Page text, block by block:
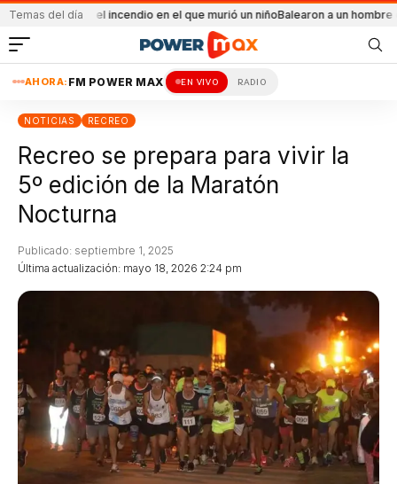
Temas del día
el incendio en el que murió un niñoBalearon a un hombre en un
AHORA: FM POWER MAX EN VIVO RADIO
NOTICIAS RECREO
Recreo se prepara para vivir la
5º edición de la Maratón
Nocturna
Última actualización: mayo 18, 2026 2:24 pm
Publicado: septiembre 1, 2025